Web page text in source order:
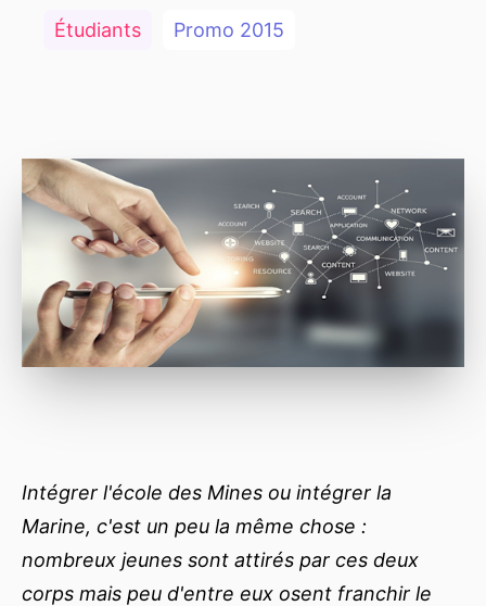
Étudiants
Promo 2015
Intégrer l'école des Mines ou intégrer la
Marine, c'est un peu la même chose :
nombreux jeunes sont attirés par ces deux
corps mais peu d'entre eux osent franchir le